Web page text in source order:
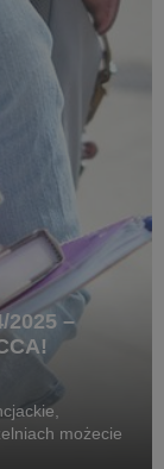
2025 –
możecie